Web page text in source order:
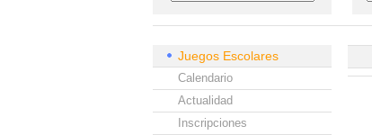
Juegos Escolares
Calendario
Actualidad
Inscripciones